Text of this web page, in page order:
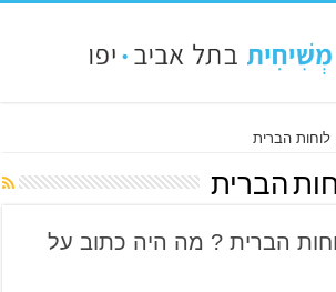
הברית
הברית ? מה היה כתוב על